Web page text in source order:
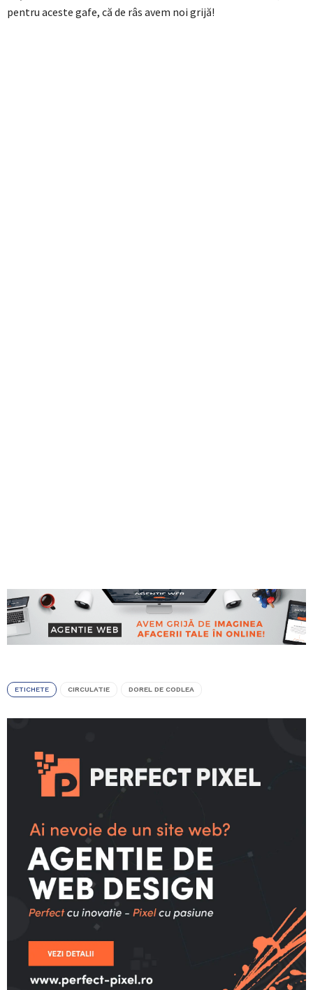
pentru aceste gafe, că de râs avem noi grijă!
ETICHETE CIRCULATIE DOREL DE CODLEA